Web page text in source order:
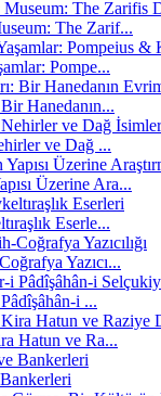
The Zarif...
Pompe...
Hanedanın...
ve Dağ ...
Üzerine Ara...
Eserle...
Yazıcı...
i ...
Hatun ve Ra...